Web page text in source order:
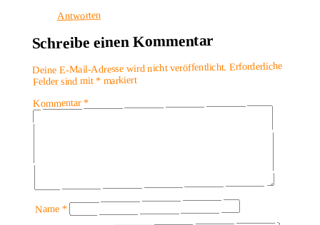
Antworten
Schreibe einen Kommentar
Deine E-Mail-Adresse wird nicht veröffentlicht. Erforderliche
Felder sind mit*markiert
Kommentar*
Name *